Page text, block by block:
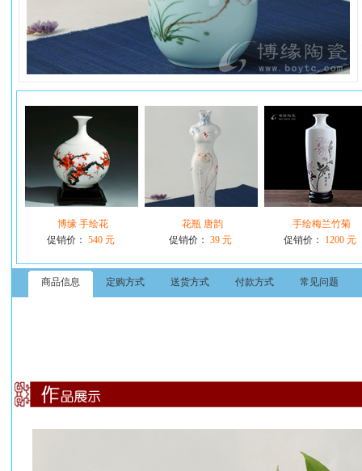
博缘 手绘花
促销价： 540 元
花瓶 唐韵
促销价： 39 元
手绘梅兰竹菊
促销价：
1200 元
商品信息 定购方式 送货方式 付款方式 常见问题